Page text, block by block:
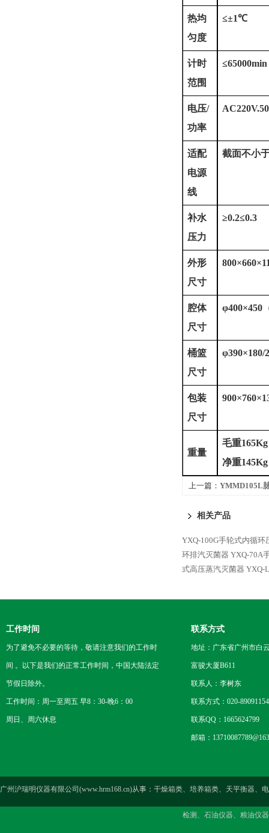
热均
匀度
≤±1℃
计时
范围
≤65000min
电压/
功率
适配
电源
线
截面不小
补水
压力
≥0.2≤0.3
外形
尺寸
腔体
尺寸
φ400×450
桶篮
尺寸
φ390×180/2
包装
尺寸
重量
毛重165Kg
净重145Kg
上一篇： YMMD105L
相关产品
YXQ-100G手轮式内循环
环排汽灭菌器 YXQ-70A
式高压蒸汽灭菌器 YXQ-
工作时间
为了避免不必要的等待，敬请注意我们的工作时
间 。以下是我们的正常工作时间，中国大陆法定
节假日除外。
工作时间：周一至周五 早8：30-晚6：00
周日、周六休息
联系方式
地址：广东省广州市白
富骏大厦B611
联系人：李树东
联系方式：020-89091154
联系QQ：1665624799
邮箱：
广州沪瑞明仪器有限公司(www.hrm168.cn)从事：干燥箱类、培养箱类、天平衡器
检测、石油仪器、粮油仪